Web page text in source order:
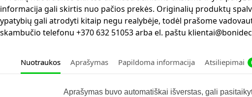
informacija gali skirtis nuo pačios prekės. Originalių produktų
ypatybių gali atrodyti kitaip negu realybėje, todėl prašome
skambučio telefonu +370 632 51053 arba el. paštu
Nuotraukos Aprašymas Papildoma informacija Atsiliepimai
Aprašymas buvo automatiškai išverstas, gali